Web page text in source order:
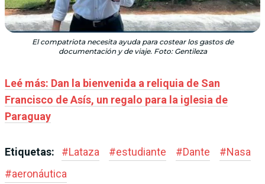
El compatriota necesita ayuda para costear los gastos de
documentación y de viaje. Foto: Gentileza
Leé más: Dan la bienvenida a reliquia de San
Francisco de Asís, un regalo para la iglesia de
Paraguay
Etiquetas: #Lataza #estudiante #Dante #Nasa
#aeronáutica